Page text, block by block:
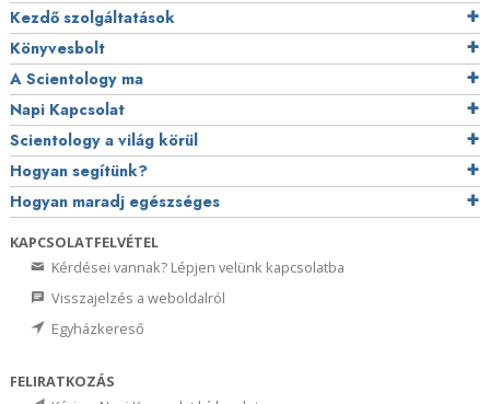
Kezdő szolgáltatások
Könyvesbolt
A Scientology ma
Napi Kapcsolat
Scientology a világ körül
Hogyan segítünk?
Hogyan maradj egészséges
KAPCSOLATFELVÉTEL
Kérdései vannak? Lépjen velünk kapcsolatba
Visszajelzés a weboldalról
Egyházkereső
FELIRATKOZÁS